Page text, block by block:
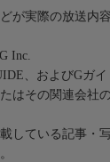
が実際の放送内
Inc.
、およびGガ
はその関連会社
している記事・